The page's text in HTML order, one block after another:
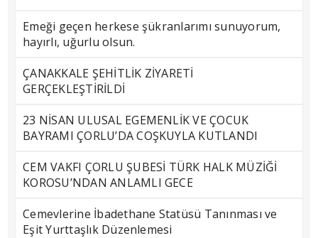
Emeği geçen herkese şükranlarımı sunuyorum,
hayırlı, uğurlu olsun.
ÇANAKKALE ŞEHİTLİK ZİYARETİ
GERÇEKLEŞTİRİLDİ
23 NİSAN ULUSAL EGEMENLİK VE ÇOCUK
BAYRAMI ÇORLU’DA COŞKUYLA KUTLANDI
CEM VAKFI ÇORLU ŞUBESİ TÜRK HALK MÜZİĞİ
KOROSU’NDAN ANLAMLI GECE
Cemevlerine İbadethane Statüsü Tanınması ve
Eşit Yurttaşlık Düzenlemesi